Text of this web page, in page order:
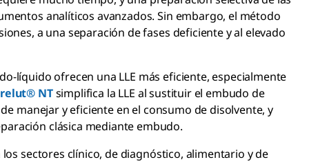
analíticos avanzados. Sin embargo, el método
a una separación de fases deficiente y al elevado
líquido ofrecen una LLE más eficiente, especialmente
NTsimplifica la LLE al sustituir el embudo de
manejar y eficiente en el consumo de disolvente, y
clásica mediante embudo.
sectores clínico, de diagnóstico, alimentario y de